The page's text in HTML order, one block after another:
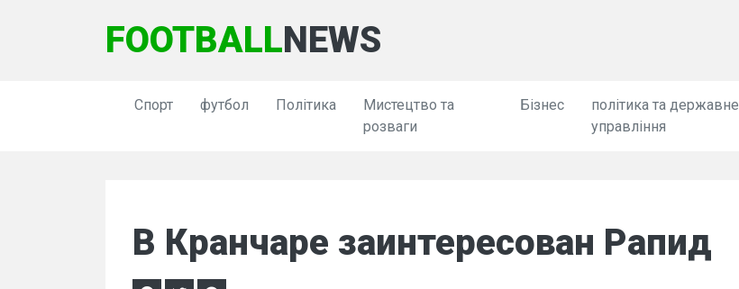
FOOTBALLNEWS
Спорт футбол Політика
Мистецтво та
розваги
Бізнес
політика та державне
управління
В Кранчаре заинтересован Рапид